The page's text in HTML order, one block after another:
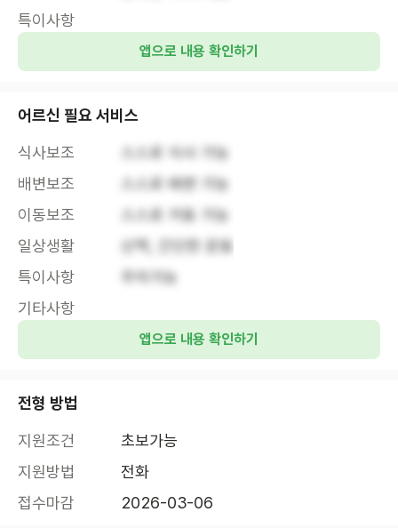
특이사항
앱으로 내용 확인하기
어르신 필요 서비스
식사보조
스스로 식사 가능
배변보조
스스로 배변 가능
이동보조
스스로 거동 가능
일상생활
산책, 간단한 운동
특이사항
주차가능
기타사항
앱으로 내용 확인하기
전형 방법
지원조건
초보가능
지원방법
전화
접수마감
2026-03-06